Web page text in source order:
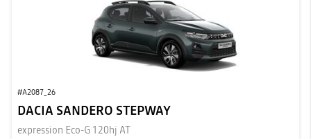
#A2087_26
DACIA SANDERO STEPWAY
expression Eco-G 120hj AT